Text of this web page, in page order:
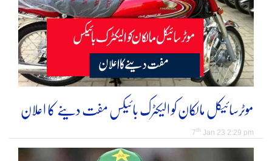
موٹرسائیکل مالکان کو الیکٹرک بائیکس مفت دینے کا اعلان
7th Jan 23 2:29 pm